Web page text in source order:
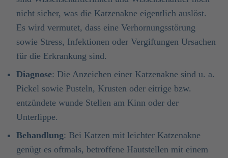
nicht sicher, was die Katzenakne eigentlich auslöst.
Es wird vermutet, dass eine Verhornungsstörung
sowie Stress, Infektionen oder Vergiftungen Ursachen
für die Erkrankung sind.
Diagnose: Die Anzeichen einer Katzenakne sind u. a.
Pickel sowie Pusteln, Krusten oder eitrige bzw.
entzündete wunde Stellen am Kinn oder der
Unterlippe.
Behandlung: Bei Katzen mit leichter Katzenakne
genügt es oftmals, betroffene Hautstellen mit einem